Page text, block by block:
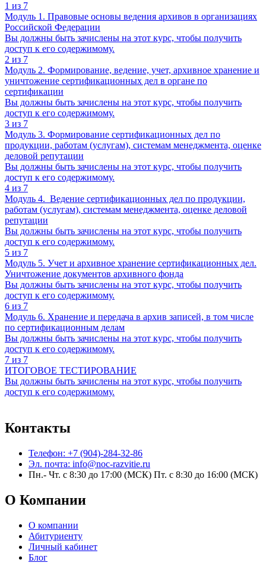
1 из 7
Модуль 1. Правовые основы ведения архивов в организациях
Российской Федерации
Вы должны быть зачислены на этот курс, чтобы получить
доступ к его содержимому.
2 из 7
Модуль 2. Формирование, ведение, учет, архивное хранение и
уничтожение сертификационных дел в органе по
сертификации
Вы должны быть зачислены на этот курс, чтобы получить
доступ к его содержимому.
3 из 7
Модуль 3. Формирование сертификационных дел по
продукции, работам (услугам), системам менеджмента, оценке
деловой репутации
Вы должны быть зачислены на этот курс, чтобы получить
доступ к его содержимому.
4 из 7
Модуль 4. Ведение сертификационных дел по продукции,
работам (услугам), системам менеджмента, оценке деловой
репутации
Вы должны быть зачислены на этот курс, чтобы получить
доступ к его содержимому.
5 из 7
Модуль 5. Учет и архивное хранение сертификационных дел.
Уничтожение документов архивного фонда
Вы должны быть зачислены на этот курс, чтобы получить
доступ к его содержимому.
6 из 7
Модуль 6. Хранение и передача в архив записей, в том числе
по сертификационным делам
Вы должны быть зачислены на этот курс, чтобы получить
доступ к его содержимому.
7 из 7
ИТОГОВОЕ ТЕСТИРОВАНИЕ
Вы должны быть зачислены на этот курс, чтобы получить
доступ к его содержимому.
Контакты
Телефон: +7 (904)-284-32-86
Эл. почта: info@noc-razvitie.ru
Пн.- Чт. с 8:30 до 17:00 (МСК) Пт. с 8:30 до 16:00 (МСК)
О Компании
О компании
Абитуриенту
Личный кабинет
Блог